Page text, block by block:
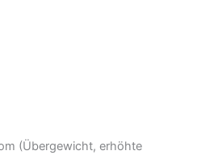
(Übergewicht, erhöhte